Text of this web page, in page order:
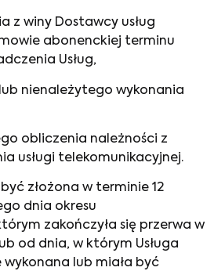
z winy Dostawcy usług
abonenckiej terminu
Usług,
nienależytego wykonania
obliczenia należności z
usługi telekomunikacyjnej.
złożona w terminie 12
dnia okresu
zakończyła się przerwa w
od dnia, w którym Usługa
wykonana lub miała być